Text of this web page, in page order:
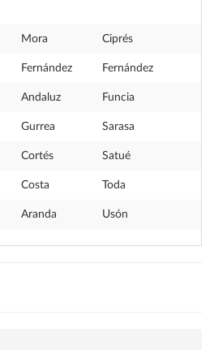
Mora Ciprés
Fernández Fernández
Andaluz Funcia
Gurrea Sarasa
Cortés Satué
Costa Toda
Aranda Usón